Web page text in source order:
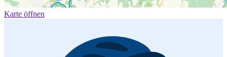
Karte öffnen